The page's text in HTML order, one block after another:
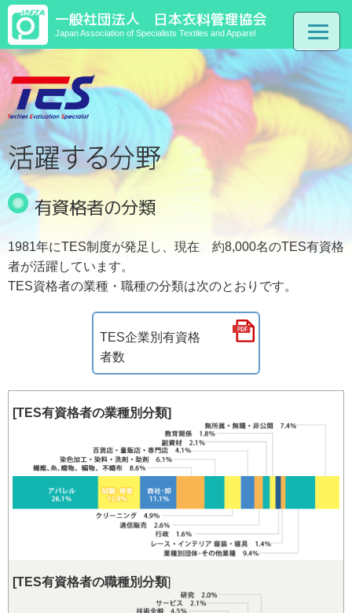
一般社団法人 日本衣料管理協会
Japan Association of Specialists Textiles and Apparel
有資格者の分類
1981年にTES制度が発足し、現在 約8,000名のTES有資格
者が活躍しています。
TES資格者の業種・職種の分類は次のとおりです。
TES企業別有資格
者数
[TES有資格者の業種別分類]
[TES有資格者の職種別分類]